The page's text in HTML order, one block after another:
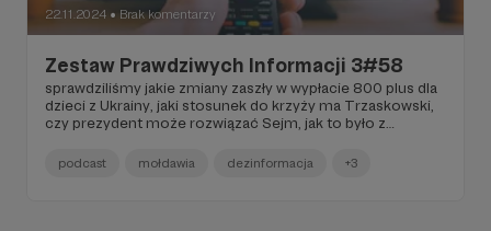
22.11.2024 ● Brak komentarzy
Zestaw Prawdziwych Informacji 3#58
sprawdziliśmy jakie zmiany zaszły w wypłacie 800 plus dla
dzieci z Ukrainy, jaki stosunek do krzyży ma Trzaskowski,
czy prezydent może rozwiązać Sejm, jak to było z
Sztuki Nowoczesnej pojawiło się graffiti. Zapraszam do
przeczytania tekstu Marty Glanc o tym, dlaczego Bielsko-
podcast mołdawia dezinformacja +3